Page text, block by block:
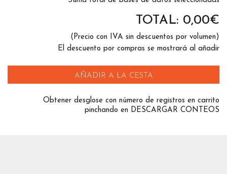
TOTAL: 0,00€
(Precio con IVA sin descuentos por volumen)
El descuento por compras se mostrará al añadir
AÑADIR A LA CESTA
Obtener desglose con número de registros en carrito
pinchando en DESCARGAR CONTEOS